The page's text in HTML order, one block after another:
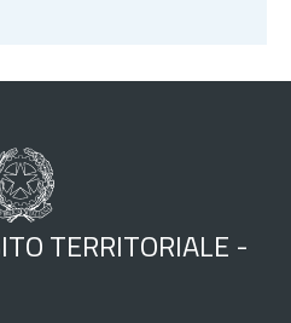
TERRITORIALE -